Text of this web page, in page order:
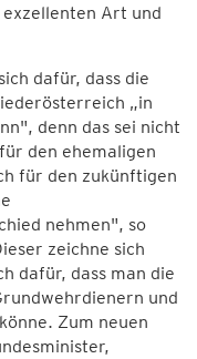
Art und
dafür, dass die
„in
denn das sei nicht
den ehemaligen
für den zukünftigen
nehmen", so
zeichne sich
dafür, dass man die
und
Zum neuen